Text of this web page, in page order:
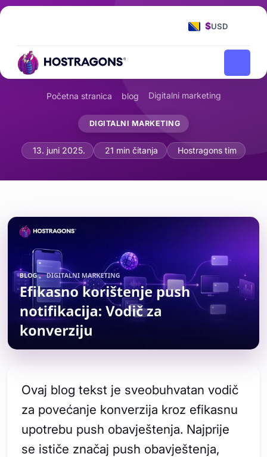
$USD
Početna stranica blog Digitalni marketing
DIGITALNI MARKETING
Učinkovito Korištenje Push
13. juni 2025. 21 min čitanja Hostragons tim
Ovaj blog tekst je sveobuhvatan vodič
za povećanje konverzija kroz efikasnu
upotrebu push obavještenja. Najprije
se ističe značaj push obavještenja,